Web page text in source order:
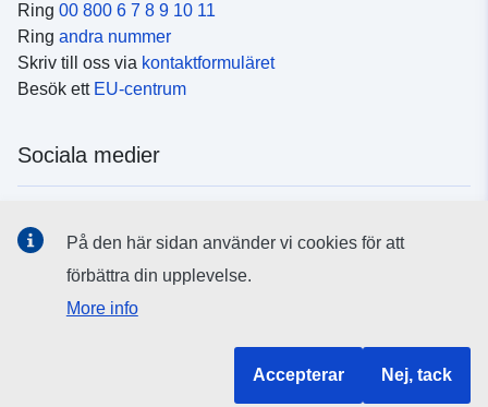
Ring 00 800 6 7 8 9 10 11
Ring andra nummer
Skriv till oss via kontaktformuläret
Besök ett EU-centrum
Sociala medier
EU:s institutioner och organ
På den här sidan använder vi cookies för att
förbättra din upplevelse.
More info
Accepterar Nej, tack